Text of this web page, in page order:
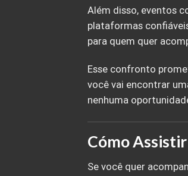
Além disso, eventos
plataformas
para quem quer
Esse confronto
você vai encontrar
nenhuma
Cómo
Se você quer